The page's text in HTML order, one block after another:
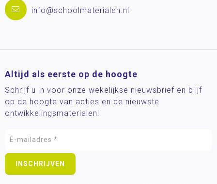
info@schoolmaterialen.nl
Altijd als eerste op de hoogte
Schrijf u in voor onze wekelijkse nieuwsbrief en blijf
op de hoogte van acties en de nieuwste
ontwikkelingsmaterialen!